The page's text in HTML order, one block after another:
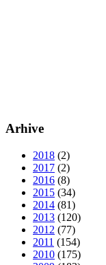
Arhive
2018 (2)
2017 (2)
2016 (8)
2015 (34)
2014 (81)
2013 (120)
2012 (77)
2011 (154)
2010 (175)